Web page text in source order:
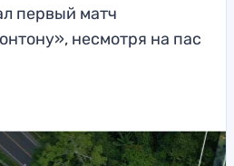
первый матч
несмотря на пас